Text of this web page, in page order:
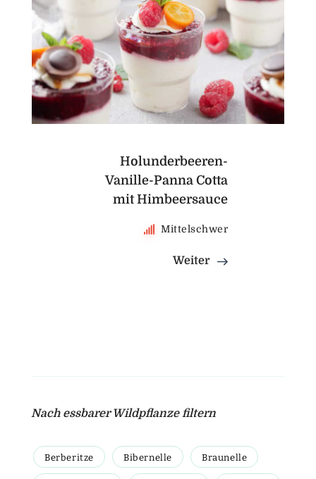
Holunderbeeren-
Vanille-Panna Cotta
mit Himbeersauce
Mittelschwer
Weiter
Nach essbarer Wildpflanze filtern
Berberitze Bibernelle Braunelle